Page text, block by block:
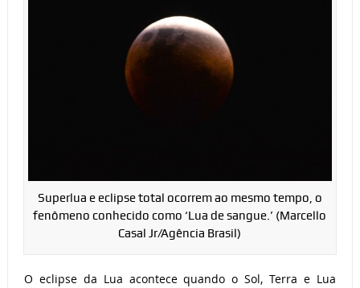
Superlua e eclipse total ocorrem ao mesmo tempo, o
fenômeno conhecido como ‘Lua de sangue.’ (Marcello
Casal Jr/Agência Brasil)
O eclipse da Lua acontece quando o Sol, Terra e Lua